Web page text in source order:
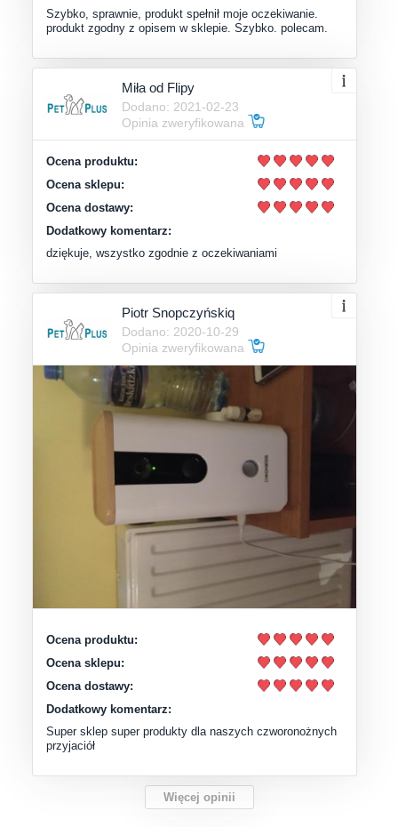
Szybko, sprawnie, produkt spełnił moje oczekiwanie.
produkt zgodny z opisem w sklepie. Szybko. polecam.
Miła od Flipy
Dodano: 2021-02-23
Opinia zweryfikowana
Ocena produktu:
Ocena sklepu:
Ocena dostawy:
Dodatkowy komentarz:
dziękuje, wszystko zgodnie z oczekiwaniami
Piotr Snopczyńskiq
Dodano: 2020-10-29
Opinia zweryfikowana
Ocena produktu:
Ocena sklepu:
Ocena dostawy:
Dodatkowy komentarz:
Super sklep super produkty dla naszych czworonożnych
przyjaciół
Więcej opinii